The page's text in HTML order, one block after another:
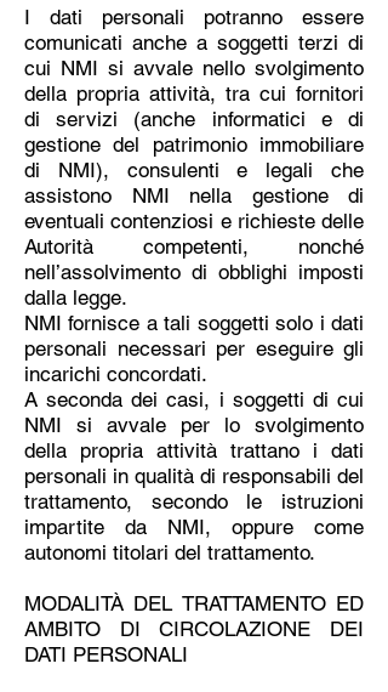
I dati personali potranno essere
comunicati anche a soggetti terzi di
cui NMI si avvale nello svolgimento
della propria attività, tra cui fornitori
di servizi (anche informatici e di
gestione del patrimonio immobiliare
di NMI), consulenti e legali che
assistono NMI nella gestione di
eventuali contenziosi e richieste delle
Autorità competenti, nonché
nell’assolvimento di obblighi imposti
dalla legge.
NMI fornisce a tali soggetti solo i dati
personali necessari per eseguire gli
incarichi concordati.
A seconda dei casi, i soggetti di cui
NMI si avvale per lo svolgimento
della propria attività trattano i dati
personali in qualità di responsabili del
trattamento, secondo le istruzioni
impartite da NMI, oppure come
autonomi titolari del trattamento.
MODALITÀ DEL TRATTAMENTO ED
AMBITO DI CIRCOLAZIONE DEI
DATI PERSONALI